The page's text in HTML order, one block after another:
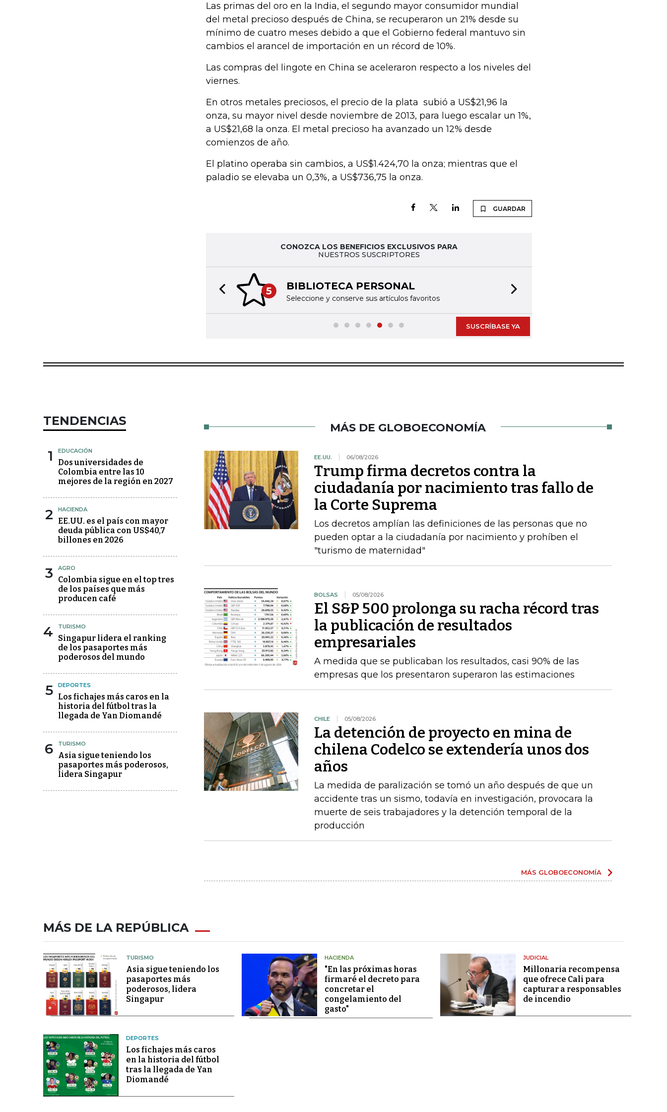
Las primas del oro en la India, el segundo mayor consumidor mundial
del metal precioso después de China, se recuperaron un 21% desde su
mínimo de cuatro meses debido a que el Gobierno federal mantuvo sin
cambios el arancel de importación en un récord de 10%.
Las compras del lingote en China se aceleraron respecto a los niveles del
viernes.
En otros metales preciosos, el precio de la plata subió a US$21,96 la
onza, su mayor nivel desde noviembre de 2013, para luego escalar un 1%,
a US$21,68 la onza. El metal precioso ha avanzado un 12% desde
comienzos de año.
El platino operaba sin cambios, a US$1.424,70 la onza; mientras que el
paladio se elevaba un 0,3%, a US$736,75 la onza.
GUARDAR
CONOZCA LOS BENEFICIOS EXCLUSIVOS PARA
NUESTROS SUSCRIPTORES
5 BIBLIOTECA PERSONAL
Seleccione y conserve sus artículos favoritos
Previous slide
SUSCRÍBASE YA
TENDENCIAS
1 EDUCACIÓN
Dos universidades de
Colombia entre las 10
mejores de la región en 2027
2 HACIENDA
EE.UU. es el país con mayor
deuda pública con US$40,7
billones en 2026
3 AGRO
Colombia sigue en el top tres
de los países que más
producen café
4 TURISMO
Singapur lidera el ranking
de los pasaportes más
poderosos del mundo
5 DEPORTES
Los fichajes más caros en la
historia del fútbol tras la
llegada de Yan Diomandé
6 TURISMO
Asia sigue teniendo los
pasaportes más poderosos,
lidera Singapur
MÁS DE GLOBOECONOMÍA
EE.UU. 06/08/2026
Trump firma decretos contra la
ciudadanía por nacimiento tras fallo de
la Corte Suprema
Los decretos amplían las definiciones de las personas que no
pueden optar a la ciudadanía por nacimiento y prohíben el
"turismo de maternidad"
BOLSAS 05/08/2026
El S&P 500 prolonga su racha récord tras
la publicación de resultados
empresariales
A medida que se publicaban los resultados, casi 90% de las
empresas que los presentaron superaron las estimaciones
CHILE 05/08/2026
La detención de proyecto en mina de
chilena Codelco se extendería unos dos
años
La medida de paralización se tomó un año después de que un
accidente tras un sismo, todavía en investigación, provocara la
muerte de seis trabajadores y la detención temporal de la
producción
MÁS GLOBOECONOMÍA
MÁS DE LA REPÚBLICA
TURISMO
Asia sigue teniendo los
pasaportes más
poderosos, lidera
Singapur
HACIENDA
"En las próximas horas
firmaré el decreto para
concretar el
congelamiento del
gasto"
JUDICIAL
Millonaria recompensa
que ofrece Cali para
capturar a responsables
de incendio
DEPORTES
Los fichajes más caros
en la historia del fútbol
tras la llegada de Yan
Diomandé